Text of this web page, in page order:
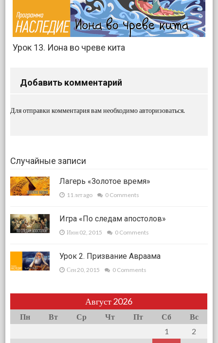
Урок 13. Иона во чреве кита
Добавить комментарий
Для отправки комментария вам необходимоавторизоваться.
Случайные записи
Лагерь «Золотое время»
11 лет ago 0 Comments
Игра «По следам апостолов»
Июн 02, 2015 0 Comments
Урок 2. Призвание Авраама
Сен 20, 2015 0 Comments
Август 2026
Пн Вт Ср Чт Пт Сб
Вс
1
2